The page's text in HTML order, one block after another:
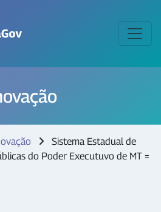
Sistema Estadual de
do Poder Executuvo de MT =